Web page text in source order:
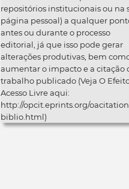
repositórios institucionais ou na
página pessoal) a qualquer
antes ou durante o processo
editorial, já que isso pode gerar
alterações produtivas, bem
aumentar o impacto e a citação
trabalho publicado (Veja O
Acesso Livre aqui:
http://opcit.eprints.org/
biblio.html)